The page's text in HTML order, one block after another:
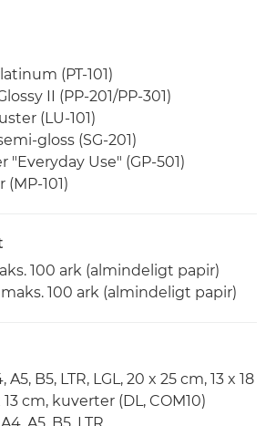
(PT-101)
II (PP-201/PP-301)
(LU-101)
gloss (SG-201)
"Everyday Use" (GP-501)
101)
100 ark (almindeligt papir)
100 ark (almindeligt papir)
B5, LTR, LGL, 20 x 25 cm, 13 x 18
13 cm, kuverter (DL, COM10)